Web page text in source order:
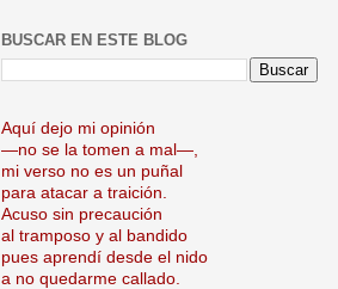
BUSCAR EN ESTE BLOG
Aquí dejo mi opinión
—no se la tomen a mal—,
mi verso no es un puñal
para atacar a traición.
Acuso sin precaución
al tramposo y al bandido
pues aprendí desde el nido
a no quedarme callado.